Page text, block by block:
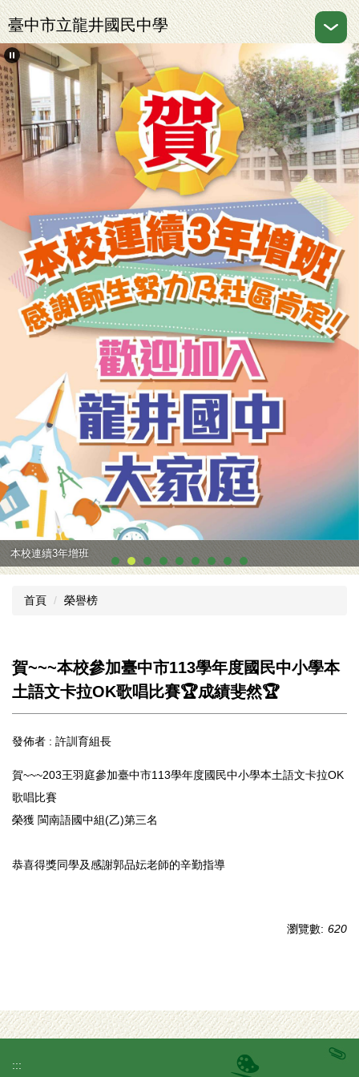
跳
到
主
要
內
容
區
臺中市立龍井國民中學
本校連續3年增班
首頁 榮譽榜
賀~~~本校參加臺中市113學年度國民中小學本
土語文卡拉OK歌唱比賽🏆成績斐然🏆
發佈者 : 許訓育組長
賀~~~203王羽庭參加臺中市113學年度國民中小學本土語文卡拉OK
歌唱比賽
榮獲 閩南語國中組(乙)第三名
恭喜得獎同學及感謝郭品妘老師的辛勤指導
瀏覽數: 620
:::